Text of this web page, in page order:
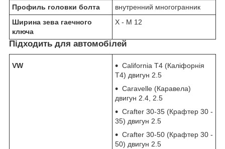
Профиль головки болта
внутренний многогранник
Ширина зева гаечного
ключа
X - M 12
Підходить для автомобілей
VW
California T4 (Каліфорнія
Т4) двигун 2.5
Caravelle (Каравела)
двигун 2.4, 2.5
Crafter 30-35 (Крафтер 30 -
35) двигун 2.5
Crafter 30-50 (Крафтер 30 -
50) двигун 2.5